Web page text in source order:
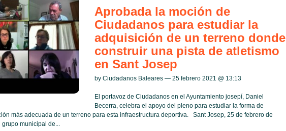
Aprobada la moción de
Ciudadanos para estudiar la
adquisición de un terreno donde
construir una pista de atletismo
en Sant Josep
by Ciudadanos Baleares — 25 febrero 2021 @ 13:13
El portavoz de Ciudadanos en el Ayuntamiento josepí, Daniel
Becerra, celebra el apoyo del pleno para estudiar la forma de
más adecuada de un terreno para esta infraestructura deportiva. Sant Josep, 25 de febrero de
grupo municipal de...